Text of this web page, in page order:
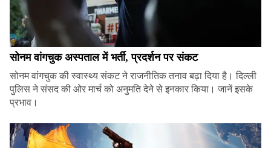
सोनम वांगचुक अस्पताल में भर्ती, प्रदर्शन पर संकट
सोनम वांगचुक की स्वास्थ्य संकट ने राजनीतिक तनाव बढ़ा दिया है। दिल्ली
पुलिस ने संसद की ओर मार्च को अनुमति देने से इनकार किया। जानें इसके
प्रभाव।